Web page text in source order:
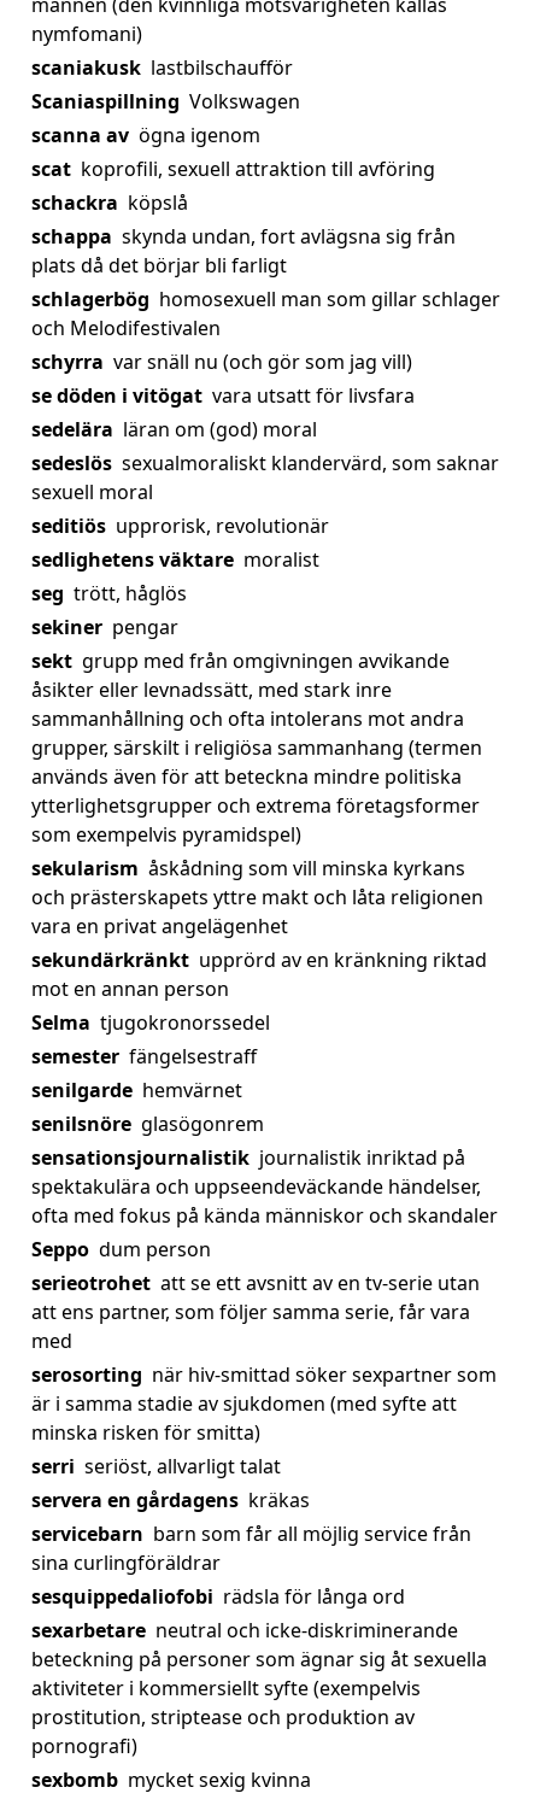
nymfomani)
scaniakusk lastbilschaufför
Scaniaspillning Volkswagen
scanna av ögna igenom
scat koprofili, sexuell attraktion till avföring
schackra köpslå
schappa skynda undan, fort avlägsna sig från
plats då det börjar bli farligt
schlagerbög homosexuell man som gillar schlager
och Melodifestivalen
schyrra var snäll nu (och gör som jag vill)
se döden i vitögat vara utsatt för livsfara
sedelära läran om (god) moral
sedeslös sexualmoraliskt klandervärd, som saknar
sexuell moral
seditiös upprorisk, revolutionär
sedlighetens väktare moralist
seg trött, håglös
sekiner pengar
sekt grupp med från omgivningen avvikande
åsikter eller levnadssätt, med stark inre
sammanhållning och ofta intolerans mot andra
grupper, särskilt i religiösa sammanhang (termen
används även för att beteckna mindre politiska
ytterlighetsgrupper och extrema företagsformer
som exempelvis pyramidspel)
sekularism åskådning som vill minska kyrkans
och prästerskapets yttre makt och låta religionen
vara en privat angelägenhet
sekundärkränkt upprörd av en kränkning riktad
mot en annan person
Selma tjugokronorssedel
semester fängelsestraff
senilgarde hemvärnet
senilsnöre glasögonrem
sensationsjournalistik journalistik inriktad på
spektakulära och uppseendeväckande händelser,
ofta med fokus på kända människor och skandaler
Seppo dum person
serieotrohet att se ett avsnitt av en tv-serie utan
att ens partner, som följer samma serie, får vara
med
serosorting när hiv-smittad söker sexpartner som
är i samma stadie av sjukdomen (med syfte att
minska risken för smitta)
serri seriöst, allvarligt talat
servera en gårdagens kräkas
servicebarn barn som får all möjlig service från
sina curlingföräldrar
sesquippedaliofobi rädsla för långa ord
sexarbetare neutral och icke-diskriminerande
beteckning på personer som ägnar sig åt sexuella
aktiviteter i kommersiellt syfte (exempelvis
prostitution, striptease och produktion av
pornografi)
sexbomb mycket sexig kvinna